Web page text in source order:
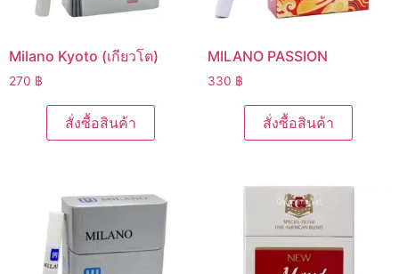
Milano Kyoto (เกียวโต)
270 ฿
สั่งซื้อสินค้า
MILANO PASSION
330 ฿
สั่งซื้อสินค้า